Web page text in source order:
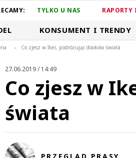
TYLKO U NAS
KONSUMENT I TRENDY
> Co zjesz w Ikei, podróżując dookoła świata
27.06.2019 / 14:49
Co zjesz w
świata